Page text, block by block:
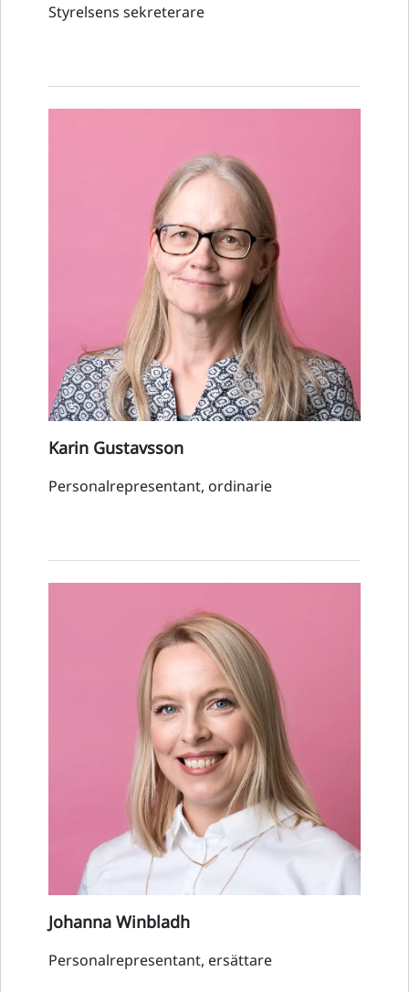
Styrelsens sekreterare
Karin Gustavsson
Personalrepresentant, ordinarie
Johanna Winbladh
Personalrepresentant, ersättare